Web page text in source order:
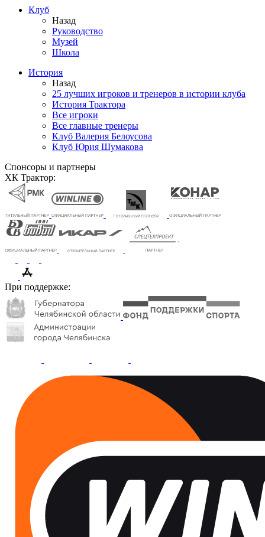
Клуб
Назад
Руководство
Музей
Школа
История
Назад
25 лучших игроков и тренеров в истории клуба
История Трактора
Все игроки
Все главные тренеры
Клуб Валерия Белоусова
Клуб Юрия Шумакова
Спонсоры и партнеры
ХК Трактор:
При поддержке: